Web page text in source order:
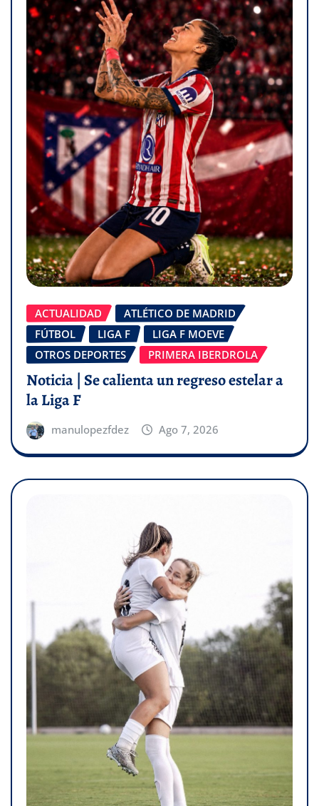
ACTUALIDAD
ATLÉTICO DE MADRID
FÚTBOL
LIGA F
LIGA F MOEVE
OTROS DEPORTES
PRIMERA IBERDROLA
Noticia | Se calienta un regreso estelar a
la Liga F
manulopezfdez Ago 7, 2026